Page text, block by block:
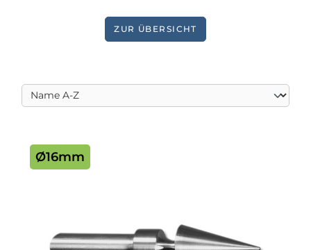
ZUR ÜBERSICHT
Ø16mm